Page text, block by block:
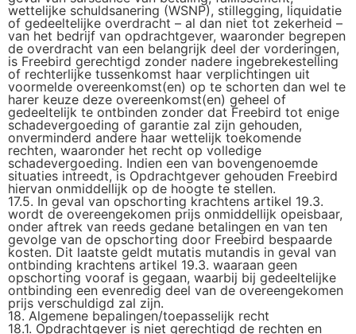
wettelijke schuldsanering (WSNP), stillegging, liquidatie
of gedeeltelijke overdracht – al dan niet tot zekerheid –
van het bedrijf van opdrachtgever, waaronder begrepen
de overdracht van een belangrijk deel der vorderingen,
is Freebird gerechtigd zonder nadere ingebrekestelling
of rechterlijke tussenkomst haar verplichtingen uit
voormelde overeenkomst(en) op te schorten dan wel te
harer keuze deze overeenkomst(en) geheel of
gedeeltelijk te ontbinden zonder dat Freebird tot enige
schadevergoeding of garantie zal zijn gehouden,
onverminderd andere haar wettelijk toekomende
rechten, waaronder het recht op volledige
schadevergoeding. Indien een van bovengenoemde
situaties intreedt, is Opdrachtgever gehouden Freebird
hiervan onmiddellijk op de hoogte te stellen.
17.5. In geval van opschorting krachtens artikel 19.3.
wordt de overeengekomen prijs onmiddellijk opeisbaar,
onder aftrek van reeds gedane betalingen en van ten
gevolge van de opschorting door Freebird bespaarde
kosten. Dit laatste geldt mutatis mutandis in geval van
ontbinding krachtens artikel 19.3. waaraan geen
opschorting vooraf is gegaan, waarbij bij gedeeltelijke
ontbinding een evenredig deel van de overeengekomen
prijs verschuldigd zal zijn.
18. Algemene bepalingen/toepasselijk recht
18.1. Opdrachtgever is niet gerechtigd de rechten en